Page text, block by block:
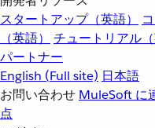
スタートアップ（英語）
（英語）
チュートリアル（
パートナー
English (Full site) 日本語
お問い合わせ MuleSoft に
点